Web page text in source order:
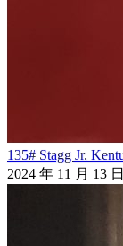
135# Stagg Jr.
2024 年 11 月 13 日